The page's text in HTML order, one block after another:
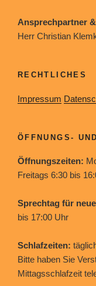
Ansprechpartner
Herr Christian
RECHTLICHES
Impressum
ÖFFNUNGS-
Öffnungszeiten:
Freitags 6:30 bis
Sprechtag für
bis 17:00 Uhr
Schlafzeiten:
Bitte haben Sie
Mittagsschlafzeit